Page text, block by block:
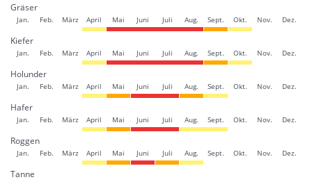
Gräser
Jan. Feb. März April Mai Juni Juli Aug. Sept. Okt. Nov. Dez.
Kiefer
Jan. Feb. März April Mai Juni Juli Aug. Sept. Okt. Nov. Dez.
Holunder
Jan. Feb. März April Mai Juni Juli Aug. Sept. Okt. Nov. Dez.
Hafer
Jan. Feb. März April Mai Juni Juli Aug. Sept. Okt. Nov. Dez.
Roggen
Jan. Feb. März April Mai Juni Juli Aug. Sept. Okt. Nov. Dez.
Tanne